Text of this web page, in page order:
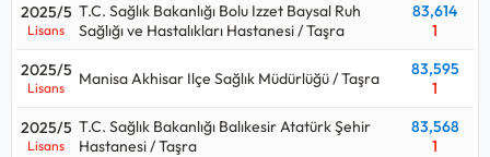
2025/5
Lisans
T.C. Sağlık Bakanlığı Bolu Izzet Baysal Ruh
Sağlığı ve Hastalıkları Hastanesi / Taşra
83,614
1
2025/5
Lisans Manisa Akhisar Ilçe Sağlık Müdürlüğü / Taşra
83,595
1
2025/5
Lisans
T.C. Sağlık Bakanlığı Balıkesir Atatürk Şehir
Hastanesi / Taşra
83,568
1